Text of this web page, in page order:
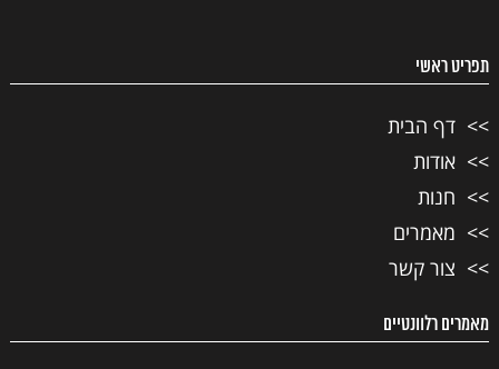
תפריט ראשי
דף הבית
אודות
חנות
מאמרים
צור קשר
מאמרים רלוונטיים